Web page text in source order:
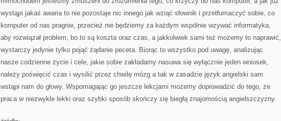
wystąpi jakaś awaria to nie pozostaje nic innego jak wziąć słownik i przetłumaczyć sobie, co
komputer od nas pragnie, przecież nie będziemy za każdym wspólnie wzywać informatyka,
aby rozwiązał problem, bo to są koszta oraz czas, a jakkolwiek sami też możemy to naprawić,
wystarczy jedynie tylko pojąć żądanie peceta. Biorąc to wszystko pod uwagę, analizując
nasze codzienne życie i cele, jakie sobie zakładamy nasuwa się wyłącznie jeden wniosek,
należy poświęcić czas i wysilić przez chwilę mózg a tak w zasadzie język angielski sam
wstąpi nam do głowy. Wspomagając go jeszcze lekcjami możemy doprowadzić do tego, że
praca w niezwykle lekki oraz szybki sposób skończy się biegłą znajomością angielszczyzny.